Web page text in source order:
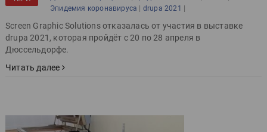
Эпидемия коронавируса | drupa 2021 |
Screen Graphic Solutions отказалась от участия в выставке
drupa 2021, которая пройдёт с 20 по 28 апреля в
Дюссельдорфе.
Читать далее